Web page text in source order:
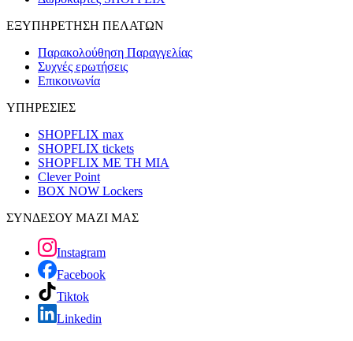
ΕΞΥΠΗΡΕΤΗΣΗ ΠΕΛΑΤΩΝ
Παρακολούθηση Παραγγελίας
Συχνές ερωτήσεις
Επικοινωνία
ΥΠΗΡΕΣΙΕΣ
SHOPFLIX max
SHOPFLIX tickets
SHOPFLIX ΜΕ ΤΗ ΜΙΑ
Clever Point
BOX NOW Lockers
ΣΥΝΔΕΣΟΥ ΜΑΖΙ ΜΑΣ
Instagram
Facebook
Tiktok
Linkedin